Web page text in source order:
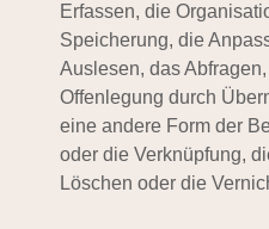
Erfassen, die
Speicherung, die
Auslesen, das
Offenlegung durch
eine andere Form der
oder die Verknüpfung,
Löschen oder die